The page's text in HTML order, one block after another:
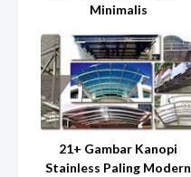
Minimalis
21+ Gambar Kanopi
Stainless Paling Modern